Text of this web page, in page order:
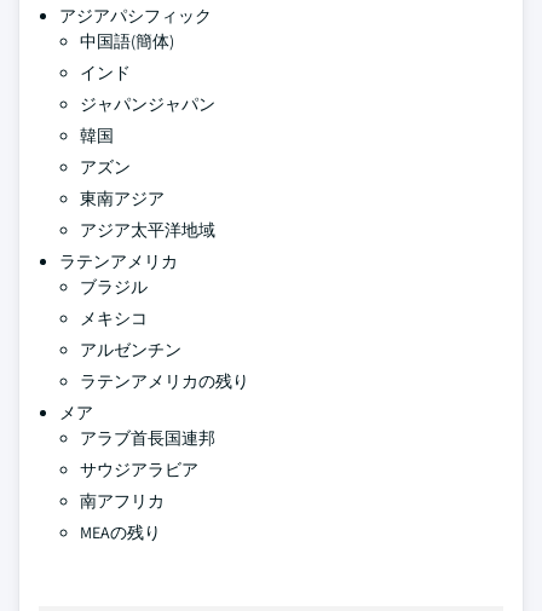
アジアパシフィック
中国語(簡体)
インド
ジャパンジャパン
韓国
アズン
東南アジア
アジア太平洋地域
ラテンアメリカ
ブラジル
メキシコ
アルゼンチン
ラテンアメリカの残り
メア
アラブ首長国連邦
サウジアラビア
南アフリカ
MEAの残り